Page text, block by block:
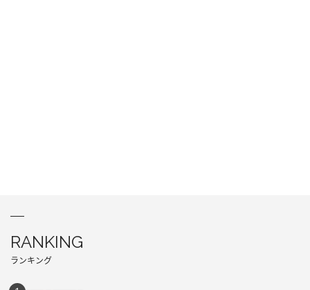
RANKING
ランキング